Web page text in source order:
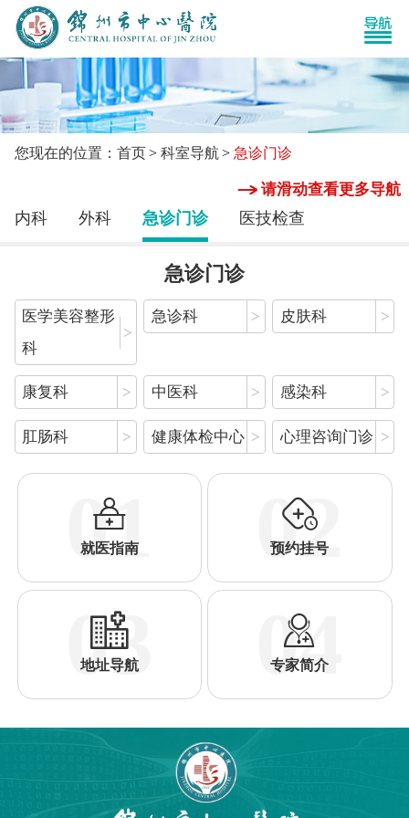
您现在的位置：首页 科室导航 急诊门诊
请滑动查看更多导航
内科 外科 急诊门诊 医技检查
急诊门诊
医学美容整形
科
>
急诊科 > 皮肤科 >
康复科 > 中医科 > 感染科 >
肛肠科 > 健康体检中心 > 心理咨询门诊 >
01

就医指南 02

预约挂号
03

地址导航 04

专家简介